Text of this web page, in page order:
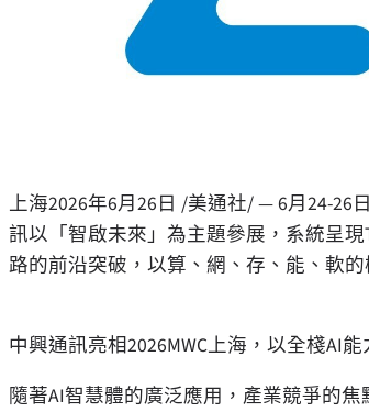
上海2026年6月26日 /美通社/ — 6月24-26
訊以「智啟未來」為主題參展，系統呈
路的前沿突破，以算、網、存、能、軟
中興通訊亮相2026MWC上海，以全棧AI
隨著AI智慧體的廣泛應用，產業競爭的